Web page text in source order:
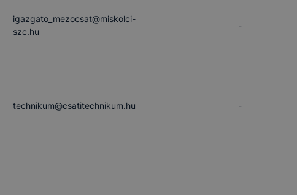
igazgato_mezocsat​@miskolci-
szc.hu
-
technikum​@csatitechnikum.hu -